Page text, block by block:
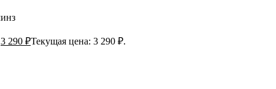
3 290 ₽Текущая цена: 3 290 ₽.